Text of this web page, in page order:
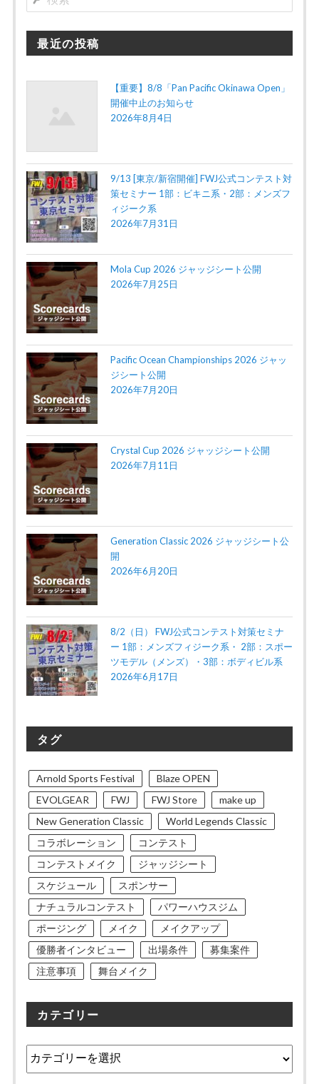
索
最近の投稿
【重要】8/8「Pan Pacific Okinawa Open」
開催中止のお知らせ
2026年8月4日
9/13 [東京/新宿開催] FWJ公式コンテスト対
策セミナー 1部：ビキニ系・2部：メンズフ
ィジーク系
2026年7月31日
Mola Cup 2026 ジャッジシート公開
2026年7月25日
Pacific Ocean Championships 2026 ジャッ
ジシート公開
2026年7月20日
Crystal Cup 2026 ジャッジシート公開
2026年7月11日
Generation Classic 2026 ジャッジシート公
開
2026年6月20日
8/2（日） FWJ公式コンテスト対策セミナ
ー 1部：メンズフィジーク系・ 2部：スポー
ツモデル（メンズ）・3部：ボディビル系
2026年6月17日
タグ
Arnold Sports Festival
Blaze OPEN
EVOLGEAR
FWJ FWJ Store
make up
New Generation Classic
World Legends Classic
コラボレーション
コンテスト
コンテストメイク
ジャッジシート
スケジュール
スポンサー
ナチュラルコンテスト
パワーハウスジム
ポージング
メイク
メイクアップ
優勝者インタビュー
出場条件
募集案件
注意事項
舞台メイク
カテゴリー
テ